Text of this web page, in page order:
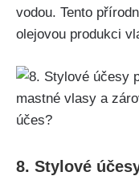
⁣vodou. Tento
olejovou produkci
8.⁣ Stylové